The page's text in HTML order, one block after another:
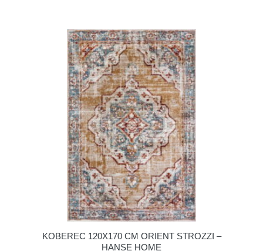
KOBEREC 120X170 CM ORIENT STROZZI –
HANSE HOME